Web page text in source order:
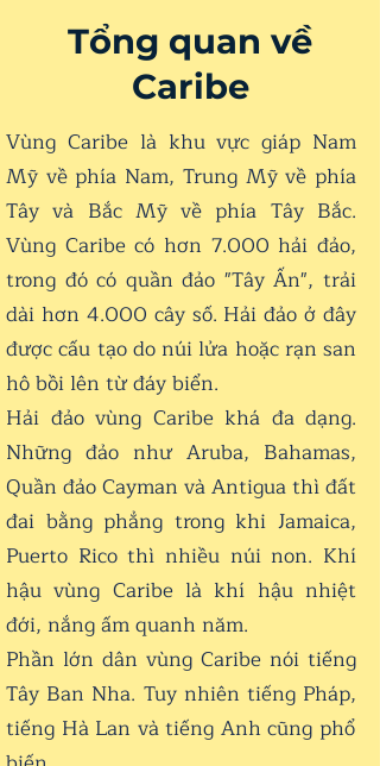
Tổng quan về
Caribe
Vùng Caribe là khu vực giáp Nam
Mỹ về phía Nam, Trung Mỹ về phía
Tây và Bắc Mỹ về phía Tây Bắc.
Vùng Caribe có hơn 7.000 hải đảo,
trong đó có quần đảo "Tây Ấn", trải
dài hơn 4.000 cây số. Hải đảo ở đây
được cấu tạo do núi lửa hoặc rạn san
hô bồi lên từ đáy biển.
Hải đảo vùng Caribe khá đa dạng.
Những đảo như Aruba, Bahamas,
Quần đảo Cayman và Antigua thì đất
đai bằng phẳng trong khi Jamaica,
Puerto Rico thì nhiều núi non. Khí
hậu vùng Caribe là khí hậu nhiệt
đới, nắng ấm quanh năm.
Phần lớn dân vùng Caribe nói tiếng
Tây Ban Nha. Tuy nhiên tiếng Pháp,
tiếng Hà Lan và tiếng Anh cũng phổ